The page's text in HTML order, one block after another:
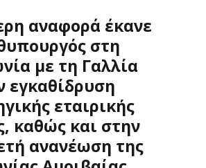
αναφορά έκανε
στη
με τη Γαλλία
εγκαθίδρυση
εταιρικής
καθώς και στην
ανανέωση της